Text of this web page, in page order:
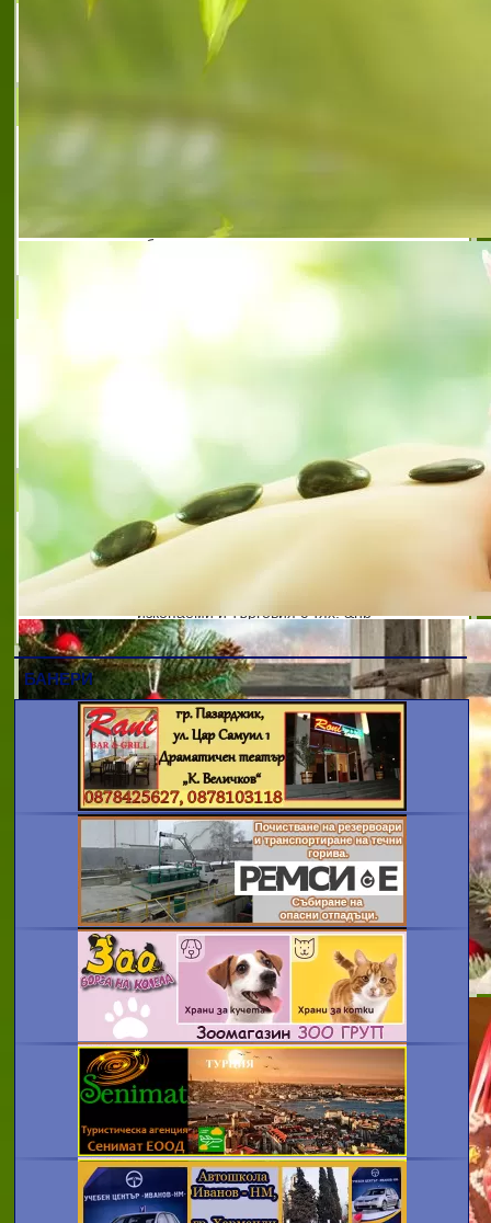
Добив и оброботка на скално-облицовачни
материали
директен производител тя изработва за
Вас следните изделия от камък: колони,
балустри, стъпала, подпрозорци, камини,
облицов
Фирма ПИРИН МРАМОР АД се занимава с
БУМАР
Фирма Бумар АД е частна компания,
създадена през 1997 г. с основен предмет
изкопаеми и търговия с тях. &nb
БАНЕРИ